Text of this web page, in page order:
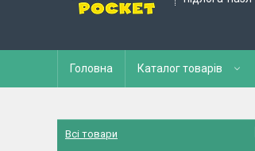
Головна Каталог товарів
Всі товари